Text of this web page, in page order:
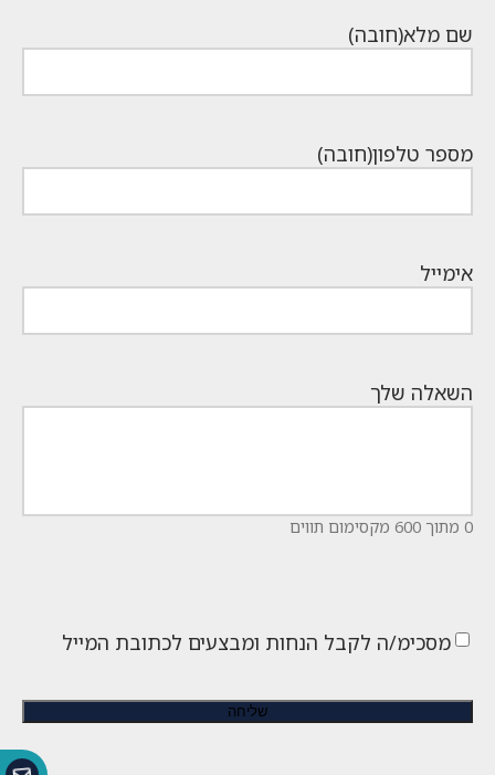
שם מלא(חובה)
מספר טלפון(חובה)
אימייל
השאלה שלך
0 מתוך 600 מקסימום תווים
מסכימ/ה לקבל הנחות ומבצעים לכתובת המייל